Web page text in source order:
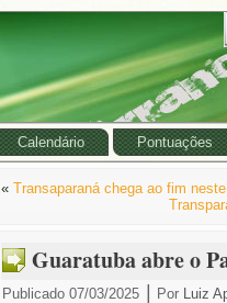
Calendário Pontuações
« Transaparaná chega ao fim
Guaratuba abre o
Publicado 07/03/2025 Por Luiz